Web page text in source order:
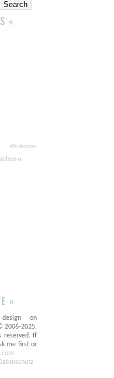
«
Alle anzeigen
«
on
2006-2025,
reserved. If
me first or
Datenschutz